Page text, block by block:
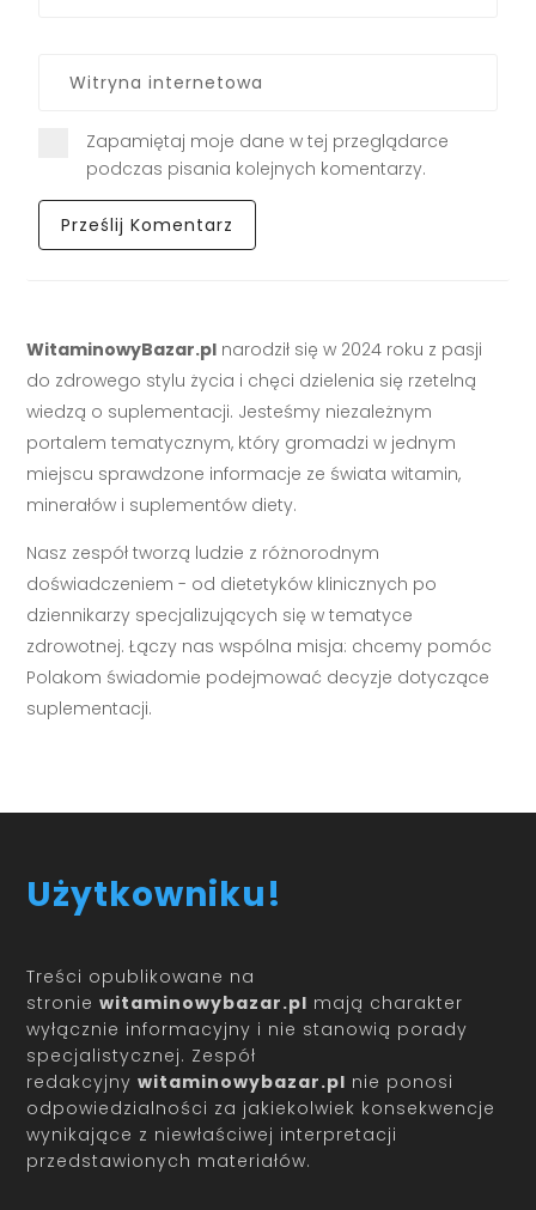
Zapamiętaj moje dane w tej przeglądarce
podczas pisania kolejnych komentarzy.
WitaminowyBazar.pl narodził się w 2024 roku z pasji
do zdrowego stylu życia i chęci dzielenia się rzetelną
wiedzą o suplementacji. Jesteśmy niezależnym
portalem tematycznym, który gromadzi w jednym
miejscu sprawdzone informacje ze świata witamin,
minerałów i suplementów diety.
Nasz zespół tworzą ludzie z różnorodnym
doświadczeniem - od dietetyków klinicznych po
dziennikarzy specjalizujących się w tematyce
zdrowotnej. Łączy nas wspólna misja: chcemy pomóc
Polakom świadomie podejmować decyzje dotyczące
suplementacji.
Użytkowniku!
Treści opublikowane na
stroniewitaminowybazar.pl mają charakter
wyłącznie informacyjny i nie stanowią porady
specjalistycznej. Zespół
redakcyjnywitaminowybazar.pl nie ponosi
odpowiedzialności za jakiekolwiek konsekwencje
wynikające z niewłaściwej interpretacji
przedstawionych materiałów.